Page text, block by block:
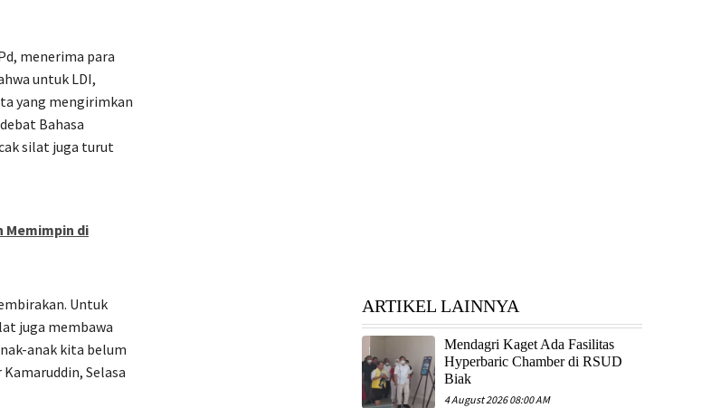
menerima para
untuk LDI,
yang mengirimkan
Bahasa
silat juga turut
Memimpin di
Untuk
juga membawa
anak kita belum
Selasa
ARTIKEL LAINNYA
Mendagri Kaget Ada Fasilitas
Hyperbaric Chamber di RSUD
Biak
4 August 2026 08:00 AM